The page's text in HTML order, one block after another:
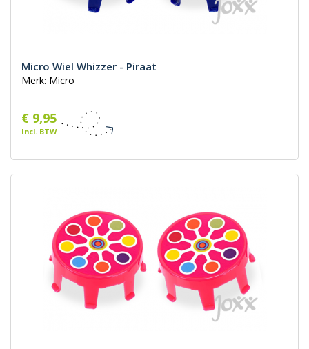
Micro Wiel Whizzer - Piraat
Merk: Micro
€ 9,95
Incl. BTW